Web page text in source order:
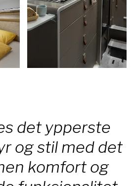
det ypperste
og stil med det
komfort og